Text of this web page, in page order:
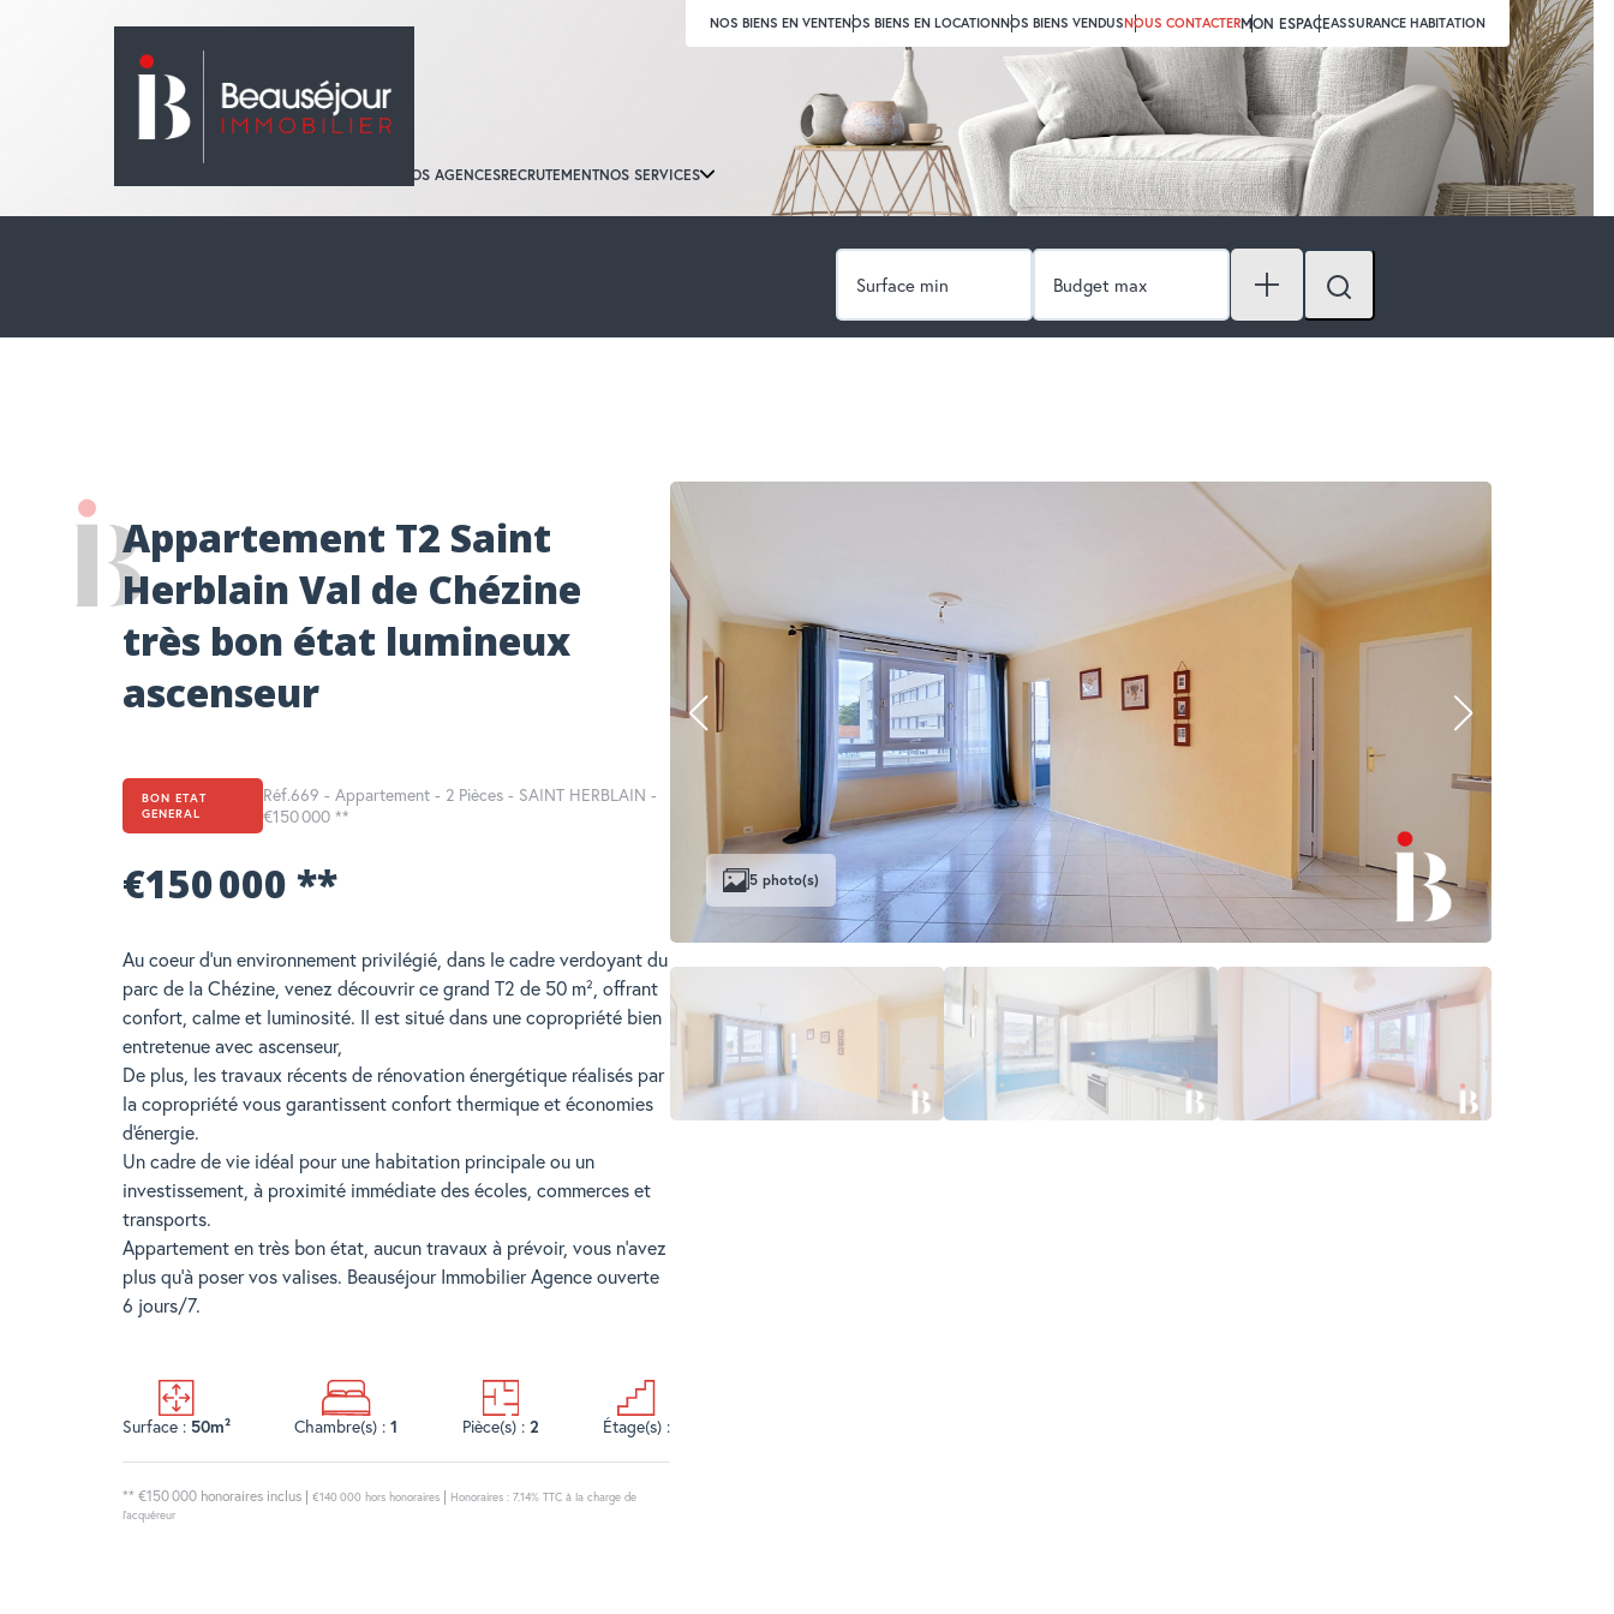
NOS BIENS EN VENTENOS BIENS EN LOCATIONNOS BIENS VENDUSNOUS CONTACTERMON ESPACEASSURANCE HABITATION
NOS AGENCESRECRUTEMENTNOS SERVICES
Appartement T2 Saint
Herblain Val de Chézine
très bon état lumineux
ascenseur
BON ETAT
GENERAL
Réf.669 - Appartement - 2 Pièces - SAINT HERBLAIN -
€150 000 **
€150 000 **
Au coeur d'un environnement privilégié, dans le cadre verdoyant du
parc de la Chézine, venez découvrir ce grand T2 de 50 m², offrant
confort, calme et luminosité. Il est situé dans une copropriété bien
entretenue avec ascenseur,
De plus, les travaux récents de rénovation énergétique réalisés par
la copropriété vous garantissent confort thermique et économies
d'énergie.
Un cadre de vie idéal pour une habitation principale ou un
investissement, à proximité immédiate des écoles, commerces et
transports.
Appartement en très bon état, aucun travaux à prévoir, vous n'avez
plus qu'à poser vos valises. Beauséjour Immobilier Agence ouverte
6 jours/7.
Surface : 50m² Chambre(s) :1 Pièce(s) : 2 Étage(s) :
** €150 000 honoraires inclus | €140 000 hors honoraires | Honoraires : 7.14% TTC à la charge de
l'acquéreur
5 photo(s)